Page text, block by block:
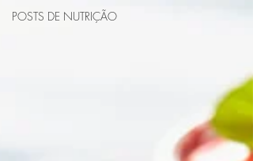
POSTS DE NUTRIÇÃO